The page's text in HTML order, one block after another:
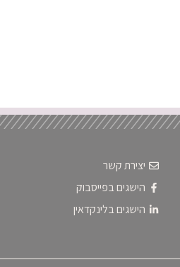
יצירת קשר
הישגים בפייסבוק
הישגים בלינקדאין